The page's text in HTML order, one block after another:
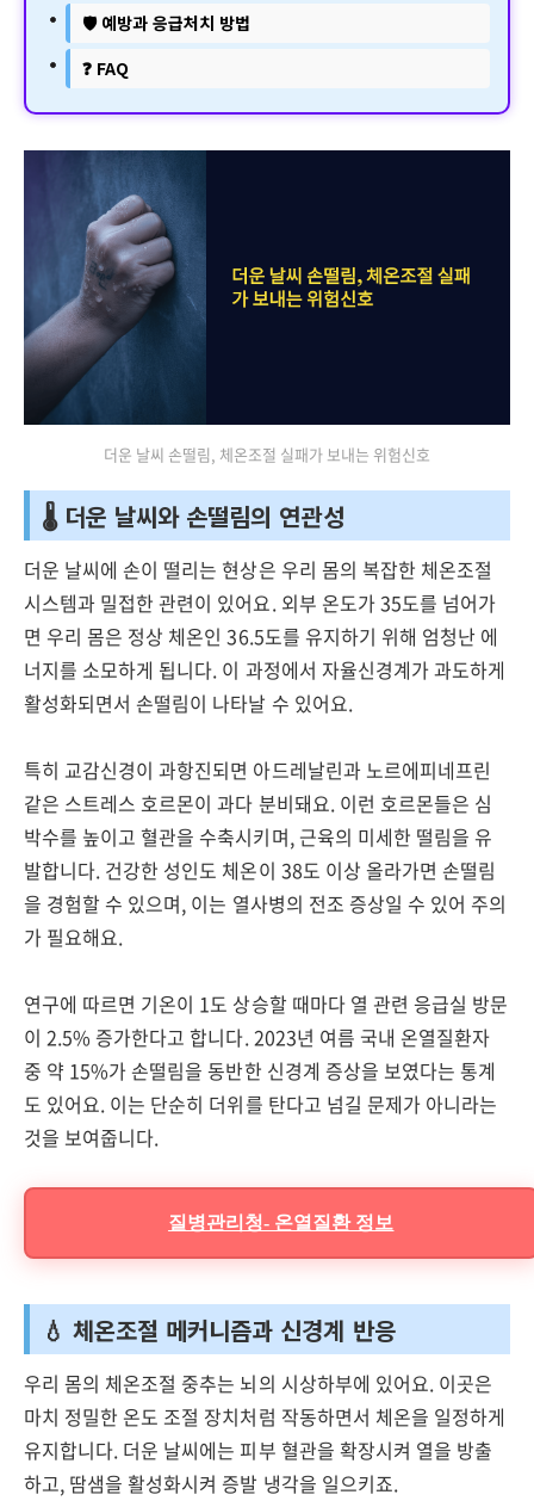
🛡️ 예방과 응급처치 방법
❓ FAQ
더운 날씨 손떨림, 체온조절 실패가 보내는 위험신호
🌡️ 더운 날씨와 손떨림의 연관성
더운 날씨에 손이 떨리는 현상은 우리 몸의 복잡한 체온조절
시스템과 밀접한 관련이 있어요. 외부 온도가 35도를 넘어가
면 우리 몸은 정상 체온인 36.5도를 유지하기 위해 엄청난 에
너지를 소모하게 됩니다. 이 과정에서 자율신경계가 과도하게
활성화되면서 손떨림이 나타날 수 있어요.
특히 교감신경이 과항진되면 아드레날린과 노르에피네프린
같은 스트레스 호르몬이 과다 분비돼요. 이런 호르몬들은 심
박수를 높이고 혈관을 수축시키며, 근육의 미세한 떨림을 유
발합니다. 건강한 성인도 체온이 38도 이상 올라가면 손떨림
을 경험할 수 있으며, 이는 열사병의 전조 증상일 수 있어 주의
가 필요해요.
연구에 따르면 기온이 1도 상승할 때마다 열 관련 응급실 방문
이 2.5% 증가한다고 합니다. 2023년 여름 국내 온열질환자
중 약 15%가 손떨림을 동반한 신경계 증상을 보였다는 통계
도 있어요. 이는 단순히 더위를 탄다고 넘길 문제가 아니라는
것을 보여줍니다.
질병관리청- 온열질환 정보
💧 체온조절 메커니즘과 신경계 반응
우리 몸의 체온조절 중추는 뇌의 시상하부에 있어요. 이곳은
마치 정밀한 온도 조절 장치처럼 작동하면서 체온을 일정하게
유지합니다. 더운 날씨에는 피부 혈관을 확장시켜 열을 방출
하고, 땀샘을 활성화시켜 증발 냉각을 일으키죠.